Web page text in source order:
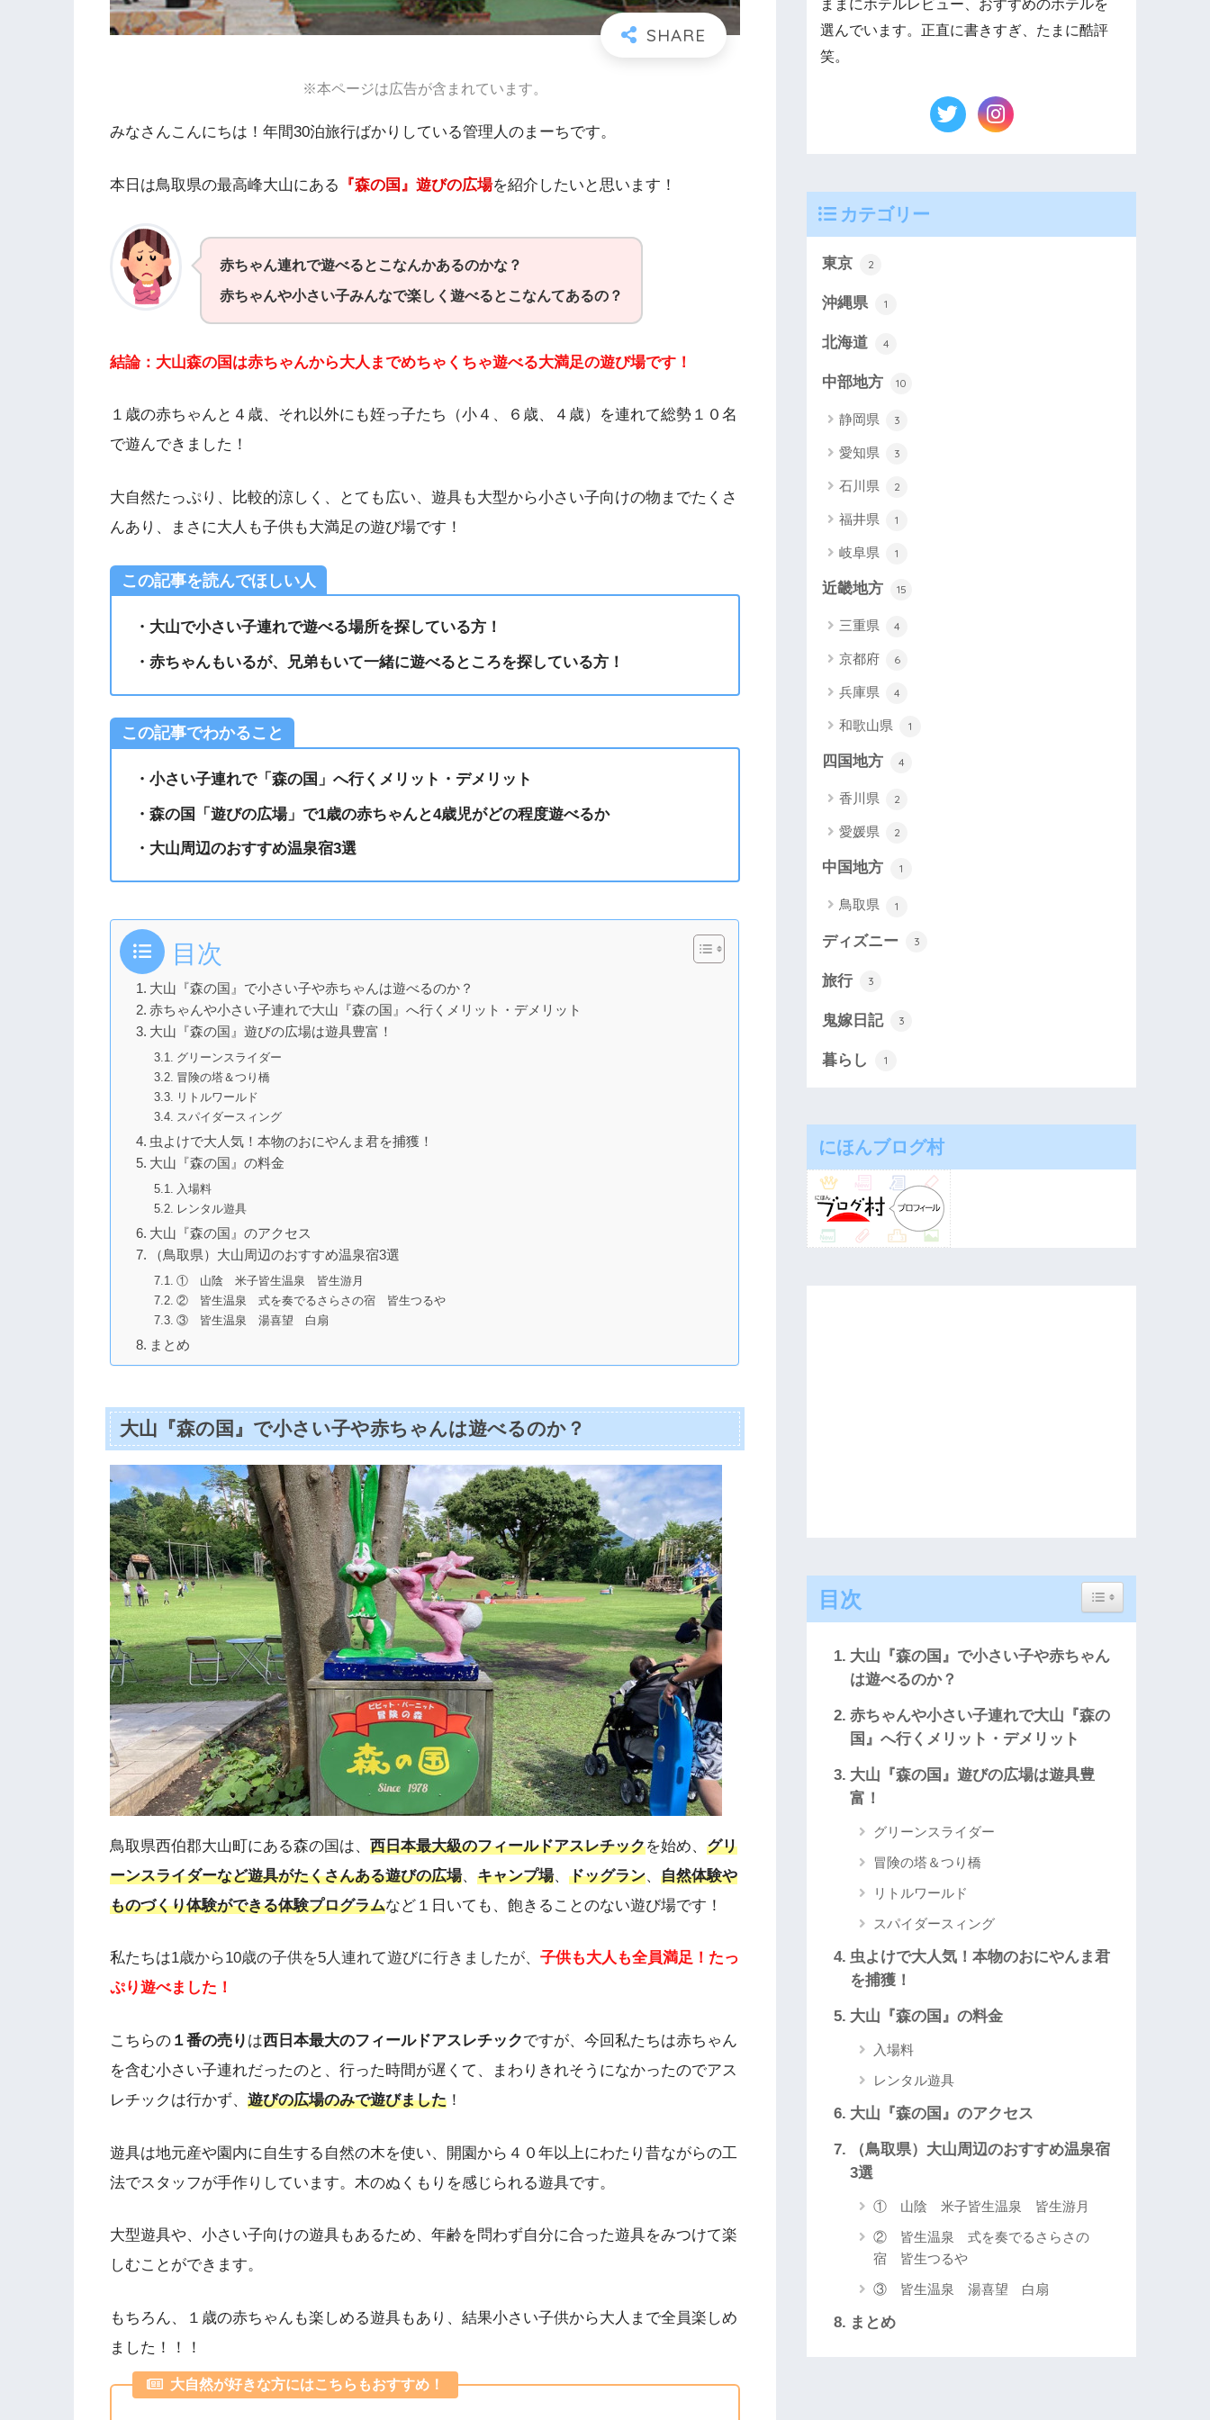
※本ページは広告が含まれています。
みなさんこんにちは！年間30泊旅行ばかりしている管理人のまーちです。
本日は鳥取県の最高峰大山にある 『森の国』遊びの広場を紹介したいと思います！
赤ちゃん連れで遊べるとこなんかあるのかな？
赤ちゃんや小さい子みんなで楽しく遊べるとこなんてあるの？
結論：大山森の国は赤ちゃんから大人までめちゃくちゃ遊べる大満足の遊び場です！
１歳の赤ちゃんと４歳、それ以外にも姪っ子たち（小４、６歳、４歳）を連れて総勢１０名
で遊んできました！
大自然たっぷり、比較的涼しく、とても広い、遊具も大型から小さい子向けの物までたくさ
んあり、まさに大人も子供も大満足の遊び場です！
この記事を読んでほしい人
・大山で小さい子連れで遊べる場所を探している方！
・赤ちゃんもいるが、兄弟もいて一緒に遊べるところを探している方！
この記事でわかること
・小さい子連れで「森の国」へ行くメリット・デメリット
・森の国「遊びの広場」で1歳の赤ちゃんと4歳児がどの程度遊べるか
・大山周辺のおすすめ温泉宿3選
目次
大山『森の国』で小さい子や赤ちゃんは遊べるのか？
赤ちゃんや小さい子連れで大山『森の国』へ行くメリット・デメリット
大山『森の国』遊びの広場は遊具豊富！
グリーンスライダー
冒険の塔＆つり橋
リトルワールド
スパイダースィング
虫よけで大人気！本物のおにやんま君を捕獲！
大山『森の国』の料金
入場料
レンタル遊具
大山『森の国』のアクセス
（鳥取県）大山周辺のおすすめ温泉宿3選
① 山陰 米子皆生温泉 皆生游月
② 皆生温泉 式を奏でるさらさの宿 皆生つるや
③ 皆生温泉 湯喜望 白扇
まとめ
大山『森の国』で小さい子や赤ちゃんは遊べるのか？
鳥取県西伯郡大山町にある森の国は、 西日本最大級のフィールドアスレチックを始め、 グリ
ーンスライダーなど遊具がたくさんある遊びの広場、 キャンプ場、 ドッグラン、 自然体験や
ものづくり体験ができる体験プログラムなど１日いても、飽きることのない遊び場です！
私たちは1歳から10歳の子供を5人連れて遊びに行きましたが、 子供も大人も全員満足！たっ
ぷり遊べました！
こちらの １番の売り は西日本最大のフィールドアスレチックですが、今回私たちは赤ちゃん
を含む小さい子連れだったのと、行った時間が遅くて、まわりきれそうになかったのでアス
レチックは行かず、 遊びの広場のみで遊びました ！
遊具は地元産や園内に自生する自然の木を使い、開園から４０年以上にわたり昔ながらの工
法でスタッフが手作りしています。木のぬくもりを感じられる遊具です。
大型遊具や、小さい子向けの遊具もあるため、年齢を問わず自分に合った遊具をみつけて楽
しむことができます。
もちろん、１歳の赤ちゃんも楽しめる遊具もあり、結果小さい子供から大人まで全員楽しめ
ました！！！
大自然が好きな方にはこちらもおすすめ！
ままにホテルレビュー、おすすめのホテルを
選んでいます。正直に書きすぎ、たまに酷評
笑。
カテゴリー
東京 2
沖縄県 1
北海道 4
中部地方 10
静岡県 3
愛知県 3
石川県 2
福井県 1
岐阜県 1
近畿地方 15
三重県 4
京都府 6
兵庫県 4
和歌山県 1
四国地方 4
香川県 2
愛媛県 2
中国地方 1
鳥取県 1
ディズニー 3
旅行 3
鬼嫁日記 3
暮らし 1
にほんブログ村
目次 Toggle Table of
大山『森の国』で小さい子や赤ちゃん
は遊べるのか？
赤ちゃんや小さい子連れで大山『森の
国』へ行くメリット・デメリット
大山『森の国』遊びの広場は遊具豊
富！
グリーンスライダー
冒険の塔＆つり橋
リトルワールド
スパイダースィング
虫よけで大人気！本物のおにやんま君
を捕獲！
大山『森の国』の料金
入場料
レンタル遊具
大山『森の国』のアクセス
（鳥取県）大山周辺のおすすめ温泉宿
3選
① 山陰 米子皆生温泉 皆生游月
② 皆生温泉 式を奏でるさらさの
宿 皆生つるや
③ 皆生温泉 湯喜望 白扇
まとめ